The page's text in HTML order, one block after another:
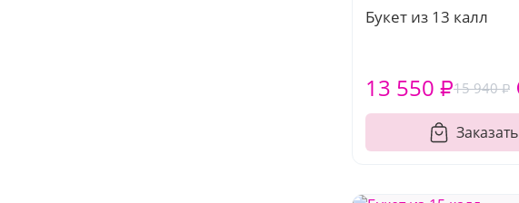
Букет из 13 калл
15 940 ₽
13 550 ₽
Заказать